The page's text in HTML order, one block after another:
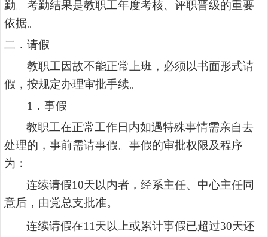
勤。 考勤结果是教职工年度考核、评职晋级的重要
依据。
二．请假
教职工因故不能正常上班，必须以书面形式请
假，按规定办理审批手续。
1 ．事假
教职工在正常工作日内如遇特殊事情需亲自去
处理的，事前需请事假。事假的审批权限及程序
为：
连续请假10天以内者，经系主任、中心主任同
意后，由党总支批准。
连续请假在11天以上或累计事假已超过30天还